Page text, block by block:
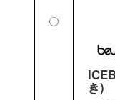
き)